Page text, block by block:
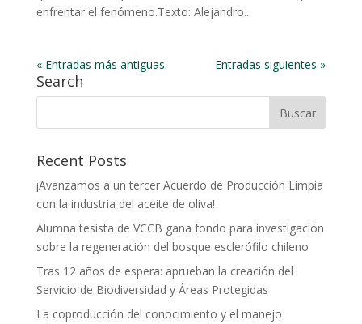
enfrentar el fenómeno.Texto: Alejandro...
« Entradas más antiguas Entradas siguientes »
Search
Recent Posts
¡Avanzamos a un tercer Acuerdo de Producción Limpia
con la industria del aceite de oliva!
Alumna tesista de VCCB gana fondo para investigación
sobre la regeneración del bosque esclerófilo chileno
Tras 12 años de espera: aprueban la creación del
Servicio de Biodiversidad y Áreas Protegidas
La coproducción del conocimiento y el manejo